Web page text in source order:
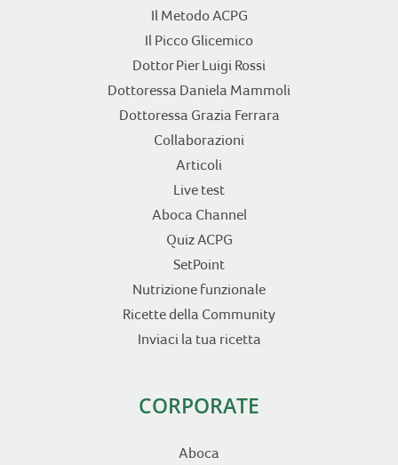
Il Metodo ACPG
Il Picco Glicemico
Dottor Pier Luigi Rossi
Dottoressa Daniela Mammoli
Dottoressa Grazia Ferrara
Collaborazioni
Articoli
Live test
Aboca Channel
Quiz ACPG
SetPoint
Nutrizione funzionale
Ricette della Community
Inviaci la tua ricetta
CORPORATE
Aboca